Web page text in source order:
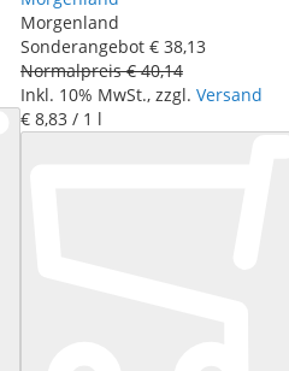
Morgenland
Sonderangebot € 38,13
Normalpreis € 40,14
Inkl. 10% MwSt., zzgl. Versand
€ 8,83 / 1 l